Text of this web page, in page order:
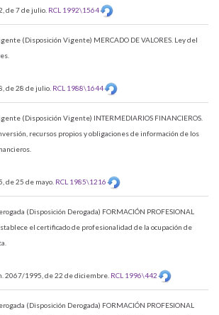
de 7 de julio. RCL 1992\1564
(Disposición Vigente) MERCADO DE VALORES. Ley del
de 28 de julio. RCL 1988\1644
(Disposición Vigente) INTERMEDIARIOS FINANCIEROS.
recursos propios y obligaciones de información de los
de 25 de mayo. RCL 1985\1216
(Disposición Derogada) FORMACIÓN PROFESIONAL
el certificado de profesionalidad de la ocupación de
2067/1995, de 22 de diciembre. RCL 1996\442
(Disposición Derogada) FORMACIÓN PROFESIONAL